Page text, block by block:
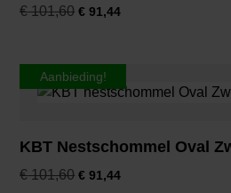
€101,60 € 91,44
Aanbieding!
KBT Nestschommel Oval
€101,60 € 91,44